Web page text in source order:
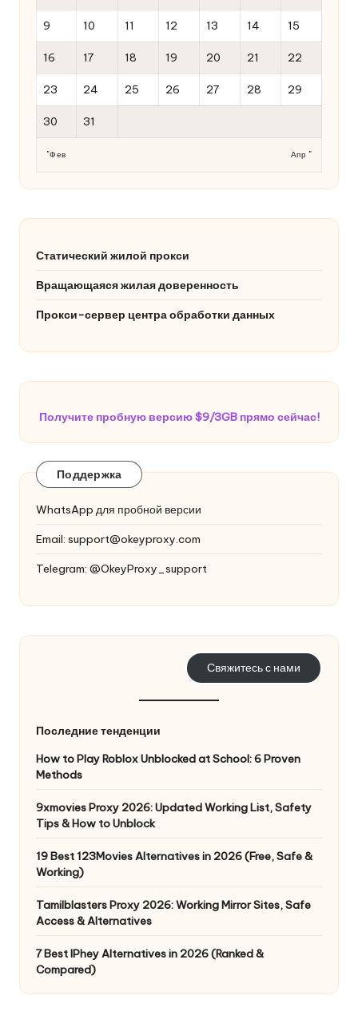
9 10 11 12 13 14 15
16 17 18 19 20 21 22
23 24 25 26 27 28 29
30 31
"Фев Апр "
Статический жилой прокси
Вращающаяся жилая доверенность
Прокси-сервер центра обработки данных
Получите пробную версию $9/3GB прямо сейчас!
Поддержка
WhatsApp для пробной версии
Email: support@okeyproxy.com
Telegram: @OkeyProxy_support
Свяжитесь с нами
Последние тенденции
How to Play Roblox Unblocked at School: 6 Proven
Methods
9xmovies Proxy 2026: Updated Working List, Safety
Tips & How to Unblock
19 Best 123Movies Alternatives in 2026 (Free, Safe &
Working)
Tamilblasters Proxy 2026: Working Mirror Sites, Safe
Access & Alternatives
7 Best IPhey Alternatives in 2026 (Ranked &
Compared)